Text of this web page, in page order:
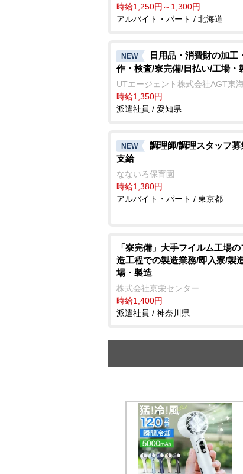
時給1,250円～1,300円
アルバイト・パート / 北海道
NEW
日用品・消費財の加工
作・検査/寮完備/日払い/工場・
UTエージェント株式会社AGT東
時給1,350円
派遣社員 / 愛知県
NEW
調理師/調理スタッフ
支給
なないろ保育園
時給1,380円
アルバイト・パート / 東京都
「寮完備」大手フイルム工場
造工程での製造業務/即入寮/製
場・製造
株式会社京栄センター
時給1,400円
派遣社員 / 神奈川県